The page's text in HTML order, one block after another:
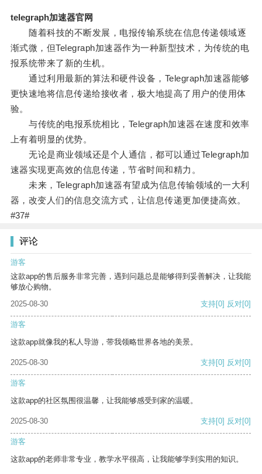
telegraph加速器官网
随着科技的不断发展，电报传输系统在信息传递领域逐
渐式微，但Telegraph加速器作为一种新型技术，为传统的电
报系统带来了新的生机。
通过利用最新的算法和硬件设备，Telegraph加速器能够
更快速地将信息传递给接收者，极大地提高了用户的使用体
验。
与传统的电报系统相比，Telegraph加速器在速度和效率
上有着明显的优势。
无论是商业领域还是个人通信，都可以通过Telegraph加
速器实现更高效的信息传递，节省时间和精力。
未来，Telegraph加速器有望成为信息传输领域的一大利
器，改变人们的信息交流方式，让信息传递更加便捷高效。
#37#
评论
游客
这款app的售后服务非常完善，遇到问题总是能够得到妥善解决，让我能
够放心购物。
2025-08-30
支持[0] 反对[0]
游客
这款app就像我的私人导游，带我领略世界各地的美景。
2025-08-30 支持[0] 反对[0]
游客
这款app的社区氛围很温馨，让我能够感受到家的温暖。
2025-08-30 支持[0] 反对[0]
游客
这款app的老师非常专业，教学水平很高，让我能够学到实用的知识。